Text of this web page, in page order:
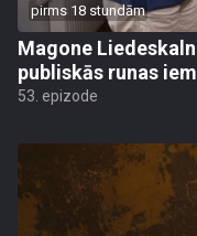
pirms 18 stundām
Magone
publiskās runas
53. epizode